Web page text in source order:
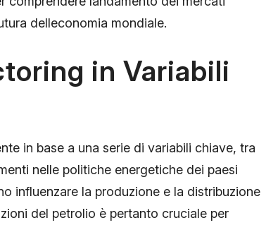
delleconomia mondiale.
in Variabili
in base a una serie di variabili chiave, tra
nelle politiche energetiche dei paesi
influenzare la produzione e la distribuzione
del petrolio è pertanto cruciale per